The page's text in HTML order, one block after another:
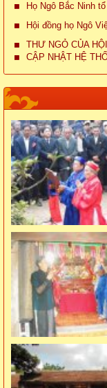
Họ Ngô Bắc Ninh
Hội đồng họ Ngô
THƯ NGỎ CỦA
CẬP NHẬT HỆ